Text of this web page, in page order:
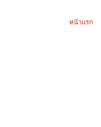
หน้าแรก